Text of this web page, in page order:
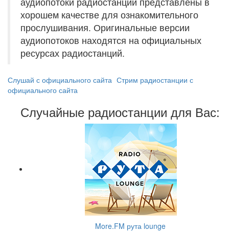
хорошем качестве для ознакомительного
прослушивания. Оригинальные версии
аудиопотоков находятся на официальных
ресурсах радиостанций.
Слушай с официального сайта Стрим радиостанции с
официального сайта
Случайные радиостанции для Вас:
More.FM рута lounge